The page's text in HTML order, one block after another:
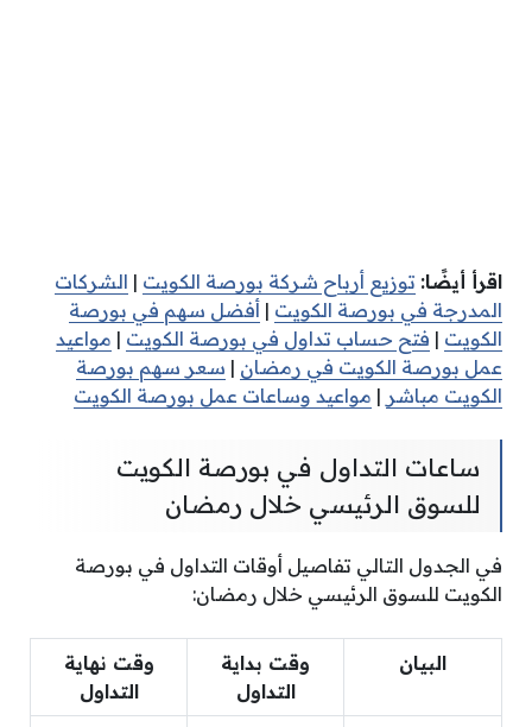
اقرأ أيضًا: توزيع أرباح شركة بورصة الكويت | الشركات
المدرجة في بورصة الكويت | أفضل سهم في بورصة
الكويت | فتح حساب تداول في بورصة الكويت | مواعيد
عمل بورصة الكويت في رمضان | سعر سهم بورصة
الكويت مباشر | مواعيد وساعات عمل بورصة الكويت
ساعات التداول في بورصة الكويت
للسوق الرئيسي خلال رمضان
في الجدول التالي تفاصيل أوقات التداول في بورصة
الكويت للسوق الرئيسي خلال رمضان:
البيان
وقت بداية
التداول
وقت نهاية
التداول